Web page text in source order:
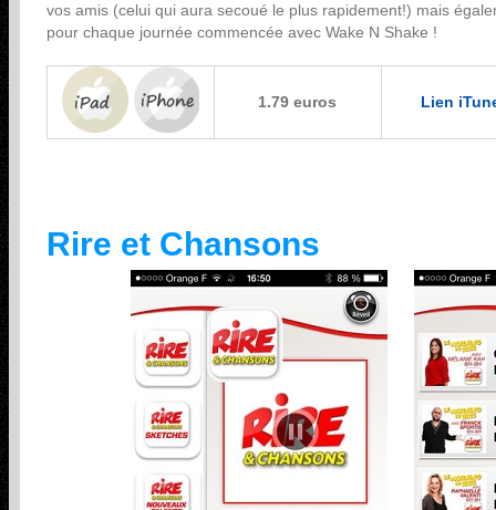
vos amis (celui qui aura secoué le plus rapidement!) mais
pour chaque journée commencée avec Wake N Shake !
1.79 euros Lien
Rire et Chansons